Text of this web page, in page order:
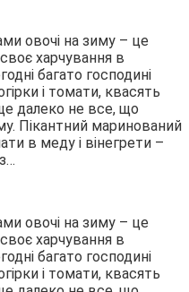
овочі на зиму – це
своє харчування в
багато господині
і томати, квасять
далеко не все, що
Пікантний маринований
в меду і вінегрети –
овочі на зиму – це
своє харчування в
багато господині
і томати, квасять